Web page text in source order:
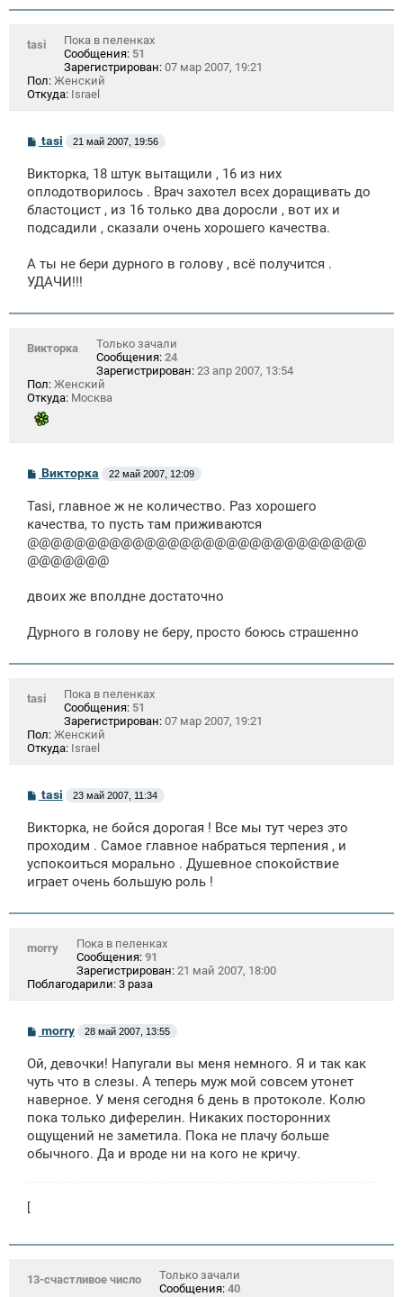
tasi
Пока в пеленках
Сообщения: 51
Зарегистрирован: 07 мар 2007, 19:21
Пол: Женский
Откуда: Israel
С
б
щ
н
и
tasi 21 май 2007, 19:56
Викторка, 18 штук вытащили , 16 из них
оплодотворилось . Врач захотел всех доращивать до
бластоцист , из 16 только два доросли , вот их и
подсадили , сказали очень хорошего качества.
А ты не бери дурного в голову , всё получится .
УДАЧИ!!!
Викторка
Только зачали
Сообщения: 24
Зарегистрирован: 23 апр 2007, 13:54
Пол: Женский
Откуда: Москва
С
б
щ
н
и
Викторка 22 май 2007, 12:09
Tasi, главное ж не количество. Раз хорошего
качества, то пусть там приживаются
@@@@@@@@@@@@@@@@@@@@@@@@@@@@@
@@@@@@@
двоих же вполдне достаточно
Дурного в голову не беру, просто боюсь страшенно
tasi
Пока в пеленках
Сообщения: 51
Зарегистрирован: 07 мар 2007, 19:21
Пол: Женский
Откуда: Israel
С
б
щ
е
н
и
tasi 23 май 2007, 11:34
Викторка, не бойся дорогая ! Все мы тут через это
проходим . Самое главное набраться терпения , и
успокоиться морально . Душевное спокойствие
играет очень большую роль !
morry
Пока в пеленках
Сообщения: 91
Зарегистрирован: 21 май 2007, 18:00
Поблагодарили: 3 раза
С
б
щ
е
н
и
morry 28 май 2007, 13:55
Ой, девочки! Напугали вы меня немного. Я и так как
чуть что в слезы. А теперь муж мой совсем утонет
наверное. У меня сегодня 6 день в протоколе. Колю
пока только диферелин. Никаких посторонних
ощущений не заметила. Пока не плачу больше
обычного. Да и вроде ни на кого не кричу.
[
13-счастливое число
Только зачали
Сообщения: 40